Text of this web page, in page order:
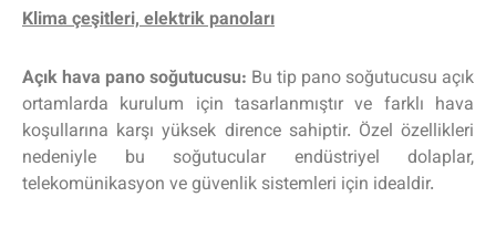
Klima çeşitleri, elektrik panoları
Açık hava pano soğutucusu: Bu tip pano soğutucusu açık
ortamlarda kurulum için tasarlanmıştır ve farklı hava
koşullarına karşı yüksek dirence sahiptir. Özel özellikleri
nedeniyle bu soğutucular endüstriyel dolaplar,
telekomünikasyon ve güvenlik sistemleri için idealdir.